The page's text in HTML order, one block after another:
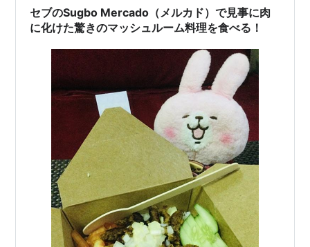
い時は塩) ○ニンニク、…
セブのSugbo Mercado（メルカド）で見事に肉
に化けた驚きのマッシュルーム料理を食べる！